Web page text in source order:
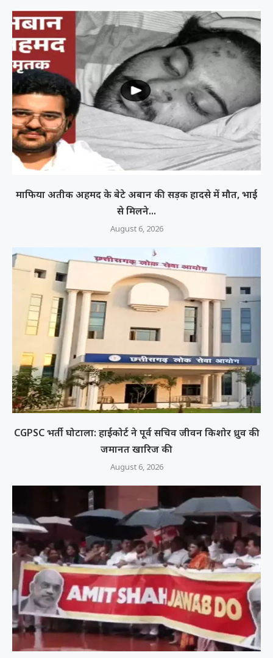
माफिया अतीक अहमद के बेटे अबान की सड़क हादसे में मौत, भाई
से मिलने...
August 6, 2026
CGPSC भर्ती घोटाला: हाईकोर्ट ने पूर्व सचिव जीवन किशोर ध्रुव की
जमानत खारिज की
August 6, 2026